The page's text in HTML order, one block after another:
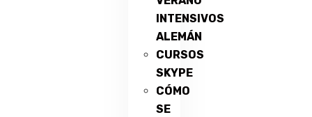
INTENSIVOS
ALEMÁN
CURSOS
SKYPE
CÓMO
SE